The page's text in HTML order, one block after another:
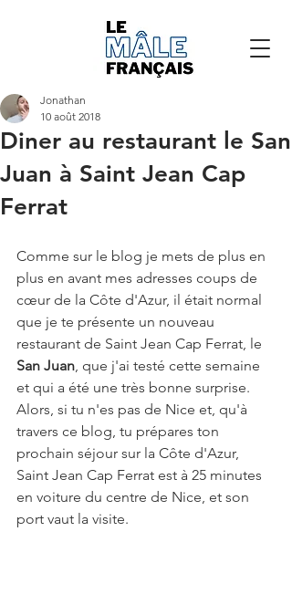
Diner au restaurant le San
Juan à Saint Jean Cap
Ferrat
Jonathan
10 août 2018
Comme sur le blog je mets de plus en
plus en avant mes adresses coups de
cœur de la Côte d'Azur, il était normal
que je te présente un nouveau
restaurant de Saint Jean Cap Ferrat, le
San Juan, que j'ai testé cette semaine
et qui a été une très bonne surprise.
Alors, si tu n'es pas de Nice et, qu'à
travers ce blog, tu prépares ton
prochain séjour sur la Côte d'Azur,
Saint Jean Cap Ferrat est à 25 minutes
en voiture du centre de Nice, et son
port vaut la visite.